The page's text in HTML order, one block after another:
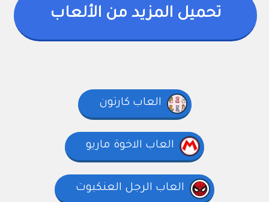
تحميل المزيد من الألعاب
العاب كارتون
العاب الاخوة ماريو
العاب الرجل العنكبوت